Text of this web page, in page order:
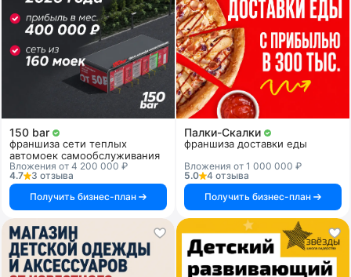
150 bar
франшиза сети теплых
автомоек самообслуживания
Вложения от 4 200 000 ₽
4.7
3 отзыва
Получить бизнес-план
Палки-Скалки
франшиза доставки еды
Вложения от 1 000 000 ₽
5.0
4 отзыва
Получить бизнес-план